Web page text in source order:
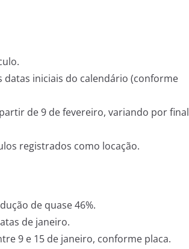
datas iniciais do calendário (conforme
de 9 de fevereiro, variando por final
registrados como locação.
de quase 46%.
de janeiro.
9 e 15 de janeiro, conforme placa.